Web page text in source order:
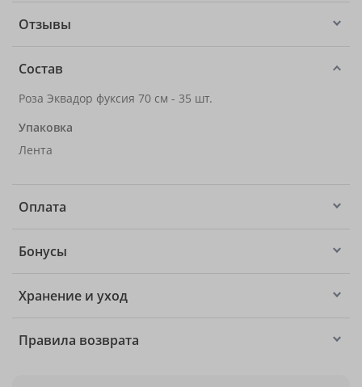
Отзывы
Состав
Роза Эквадор фуксия 70 см - 35 шт.
Упаковка
Лента
Оплата
Бонусы
Хранение и уход
Правила возврата